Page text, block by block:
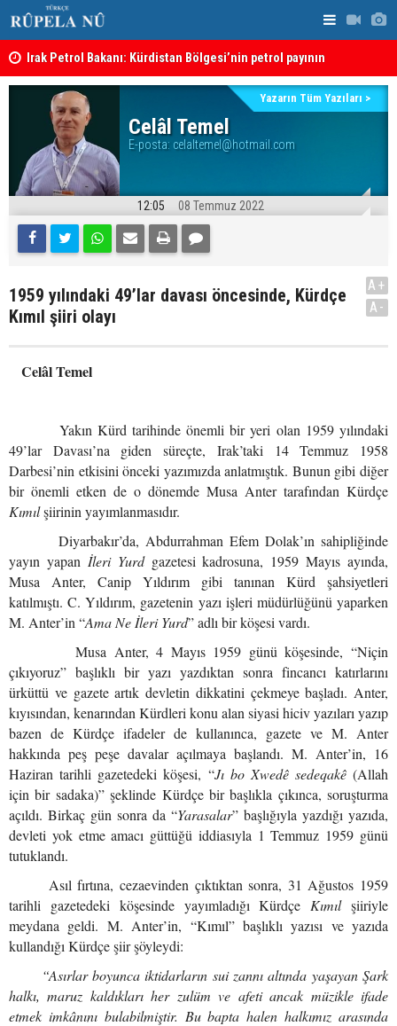
Irak Petrol Bakanı: Kürdistan Bölgesi’nin petrol payının
Süleymaniye’de Komele karargahına saldırı
sonuçlar
Celâl Temel
E-posta: celaltemel@hotmail.com
Yazarın Tüm Yazıları >
12:05 08 Temmuz 2022
1959 yılındaki 49’lar davası öncesinde, Kürdçe
Kımıl şiiri olayı
A+
A-
Celâl Temel
Yakın Kürd tarihinde önemli bir yeri olan 1959 yılındaki
49’lar Davası’na giden süreçte, Irak’taki 14 Temmuz 1958
Darbesi’nin etkisini önceki yazımızda anlatmıştık. Bunun gibi diğer
bir önemli etken de o dönemde Musa Anter tarafından Kürdçe
Kımılşiirinin yayımlanmasıdır.
Diyarbakır’da, Abdurrahman Efem Dolak’ın sahipliğinde
yayın yapan İleri Yurdgazetesi kadrosuna, 1959 Mayıs ayında,
Musa Anter, Canip Yıldırım gibi tanınan Kürd şahsiyetleri
katılmıştı. C. Yıldırım, gazetenin yazı işleri müdürlüğünü yaparken
M. Anter’in “Ama Ne İleri Yurd” adlı bir köşesi vardı.
Musa Anter, 4 Mayıs 1959 günü köşesinde, “Niçin
çıkıyoruz” başlıklı bir yazı yazdıktan sonra fincancı katırlarını
ürküttü ve gazete artık devletin dikkatini çekmeye başladı. Anter,
kıyısından, kenarından Kürdleri konu alan siyasi hiciv yazıları yazıp
bazen de Kürdçe ifadeler de kullanınca, gazete ve M. Anter
hakkında peş peşe davalar açılmaya başlandı. M. Anter’in, 16
Haziran tarihli gazetedeki köşesi, “Jı bo Xwedê sedeqakê(Allah
için bir sadaka)” şeklinde Kürdçe bir başlıkla çıkınca, soruşturma
açıldı. Birkaç gün sonra da “Yarasalar” başlığıyla yazdığı yazıda,
devleti yok etme amacı güttüğü iddiasıyla 1 Temmuz 1959 günü
tutuklandı.
Asıl fırtına, cezaevinden çıktıktan sonra, 31 Ağustos 1959
tarihli gazetedeki köşesinde yayımladığı Kürdçe Kımılşiiriyle
meydana geldi. M. Anter’in, “Kımıl” başlıklı yazısı ve yazıda
kullandığı Kürdçe şiir şöyleydi:
“Asırlar boyunca iktidarların sui zannı altında yaşayan Şark
halkı, maruz kaldıkları her zulüm ve afeti ancak müzikle ifade
etmek imkânını bulabilmiştir. Bu bapta halen halkımız arasında